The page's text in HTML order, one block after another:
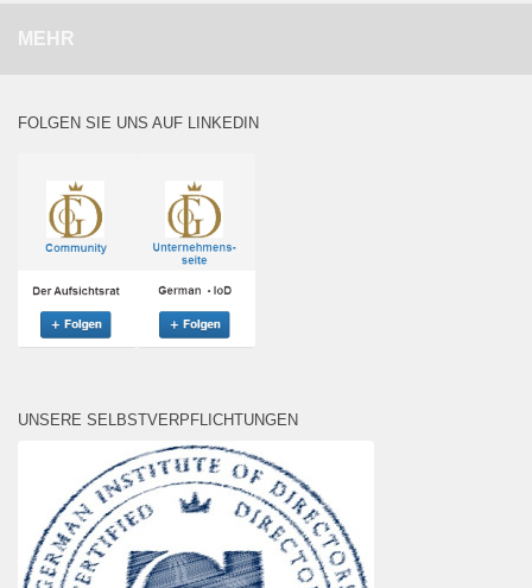
MEHR
FOLGEN SIE UNS AUF LINKEDIN
UNSERE SELBSTVERPFLICHTUNGEN